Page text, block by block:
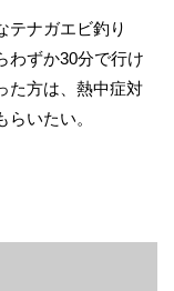
ナガエビ釣り
わずか30分で行け
た方は、熱中症対
いたい。